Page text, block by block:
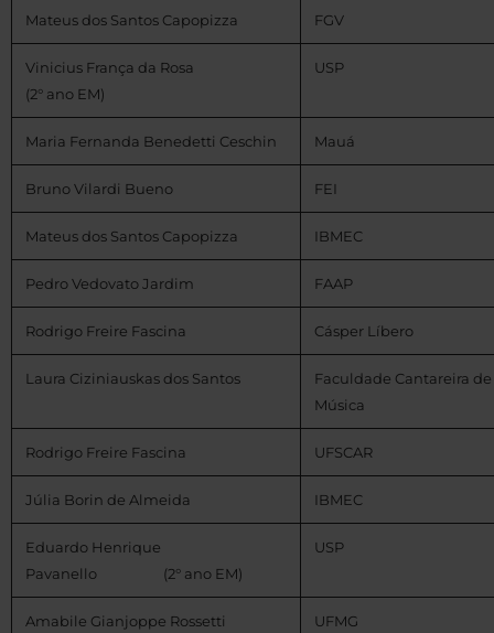
Mateus dos Santos Capopizza FGV
Vinicius França da Rosa
(2° ano EM)
USP
Maria Fernanda Benedetti Ceschin Mauá
Bruno Vilardi Bueno FEI
Mateus dos Santos Capopizza IBMEC
Pedro Vedovato Jardim FAAP
Rodrigo Freire Fascina Cásper Líbero
Laura Ciziniauskas dos Santos
Faculdade Cantareira de
Música
Rodrigo Freire Fascina UFSCAR
Júlia Borin de Almeida IBMEC
Eduardo Henrique
Pavanello (2° ano EM)
USP
Amabile Gianjoppe Rossetti UFMG